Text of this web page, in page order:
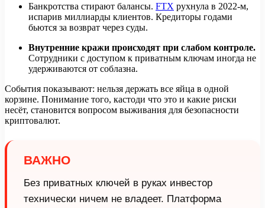
Банкротства стирают балансы. FTX рухнула в 2022-м,
испарив миллиарды клиентов. Кредиторы годами
бьются за возврат через суды.
Внутренние кражи происходят при слабом контроле.
Сотрудники с доступом к приватным ключам иногда не
удерживаются от соблазна.
События показывают: нельзя держать все яйца в одной
корзине. Понимание того, кастоди что это и какие риски
несёт, становится вопросом выживания для безопасности
криптовалют.
ВАЖНО
Без приватных ключей в руках инвестор
технически ничем не владеет. Платформа